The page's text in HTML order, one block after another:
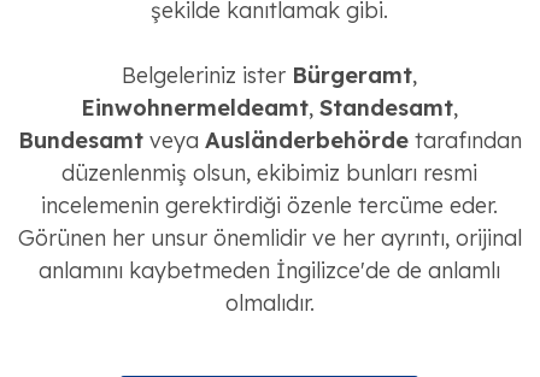
şekilde kanıtlamak gibi.
Belgeleriniz ister Bürgeramt,
Einwohnermeldeamt, Standesamt,
Bundesamtveya Ausländerbehördetarafından
düzenlenmiş olsun, ekibimiz bunları resmi
incelemenin gerektirdiği özenle tercüme eder.
Görünen her unsur önemlidir ve her ayrıntı, orijinal
anlamını kaybetmeden İngilizce'de de anlamlı
olmalıdır.